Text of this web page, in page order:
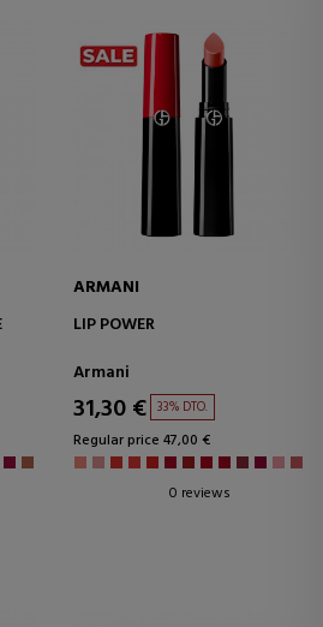
ARMANI
LIP POWER
Armani
31,30 € 33% DTO.
Regular price 47,00 €
0 reviews